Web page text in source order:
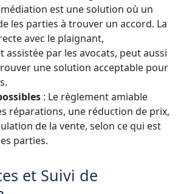
médiation est une solution où un
les parties à trouver un accord. La
avec le plaignant,
assistée par les avocats, peut aussi
une solution acceptable pour
: Le règlement amiable
réparations, une réduction de prix,
de la vente, selon ce qui est
parties.
et Suivi de